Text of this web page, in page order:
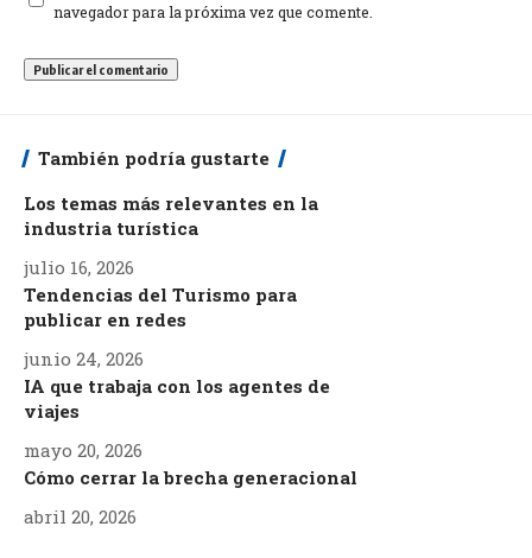
navegador para la próxima vez que comente.
También podría gustarte
Los temas más relevantes en la
industria turística
julio 16, 2026
Tendencias del Turismo para
publicar en redes
junio 24, 2026
IA que trabaja con los agentes de
viajes
mayo 20, 2026
Cómo cerrar la brecha generacional
abril 20, 2026